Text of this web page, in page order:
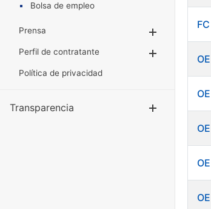
Bolsa de empleo
Prensa
Perfil de contratante
Política de privacidad
Transparencia